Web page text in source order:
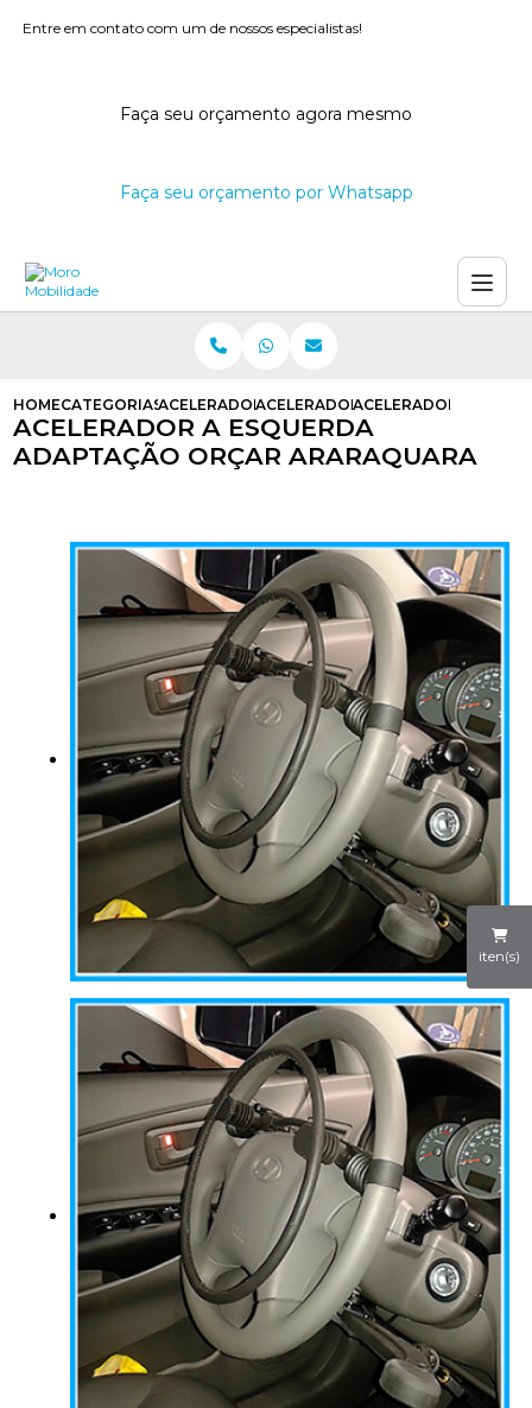
Entre em contato com um de nossos especialistas!
Faça seu orçamento agora mesmo
Faça seu orçamento por Whatsapp
iten(s)
HOMECATEGORIASACELERADORES A ESQUERDA
ACELERADOR A ESQUERDA PARA
ACELERADOR A
ACELERADOR A ESQUERDA
ADAPTAÇÃO ORÇAR ARARAQUARA